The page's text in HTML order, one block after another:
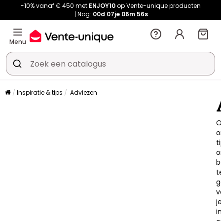
-10% vanaf € 450 met ENJOY10op Vente-unique producten
Nog: 00d 07je 06m 54s
Menu
Inspiratie & tips Adviezen